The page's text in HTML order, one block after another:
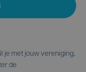
je met jouw vereniging,
de